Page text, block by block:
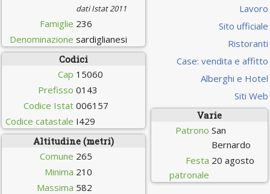
dati Istat 2011
Famiglie 236
Denominazione sardiglianesi
Codici
Cap 15060
Prefisso 0143
Codice Istat 006157
Codice catastale I429
Altitudine (metri)
Comune 265
Minima 210
Massima 582
Lavoro
Sito ufficiale
Ristoranti
Case: vendita e affitto
Alberghi e Hotel
Siti Web
Varie
Patrono San
Bernardo
Festa
patronale
20 agosto